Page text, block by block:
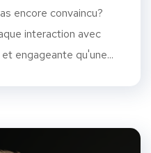
encore convaincu?
interaction avec
engageante qu'une...